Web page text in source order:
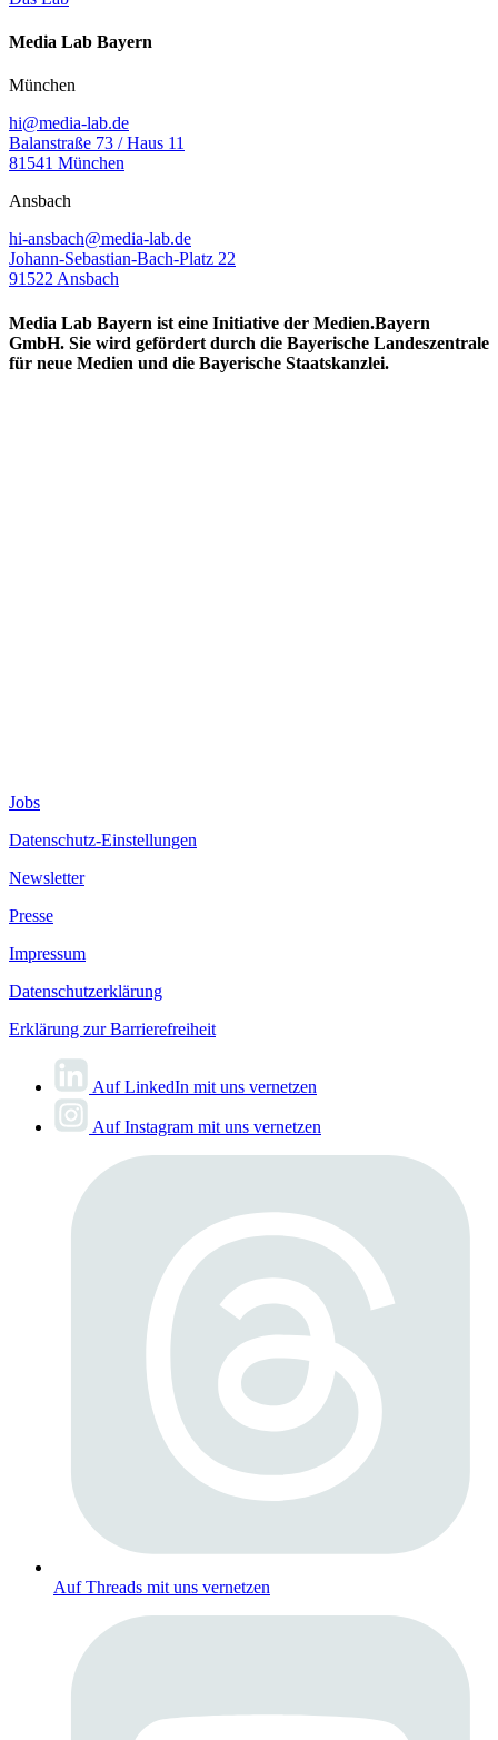
Media Lab Bayern
München
hi@media-lab.de
Balanstraße 73 / Haus 11
81541 München
Ansbach
hi-ansbach@media-lab.de
Johann-Sebastian-Bach-Platz 22
91522 Ansbach
Media Lab Bayern ist eine Initiative der Medien.Bayern
GmbH. Sie wird gefördert durch die Bayerische Landeszentrale
für neue Medien und die Bayerische Staatskanzlei.
Jobs
Datenschutz-Einstellungen
Newsletter
Presse
Impressum
Datenschutzerklärung
Erklärung zur Barrierefreiheit
Auf LinkedIn mit uns vernetzen
Auf Instagram mit uns vernetzen
Auf Threads mit uns vernetzen